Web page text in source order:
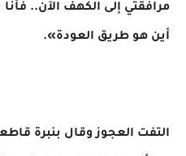
مرافقتي إلى الكهف الآن..
أين هو طريق العودة».
التفت العجوز وقال بنبرة